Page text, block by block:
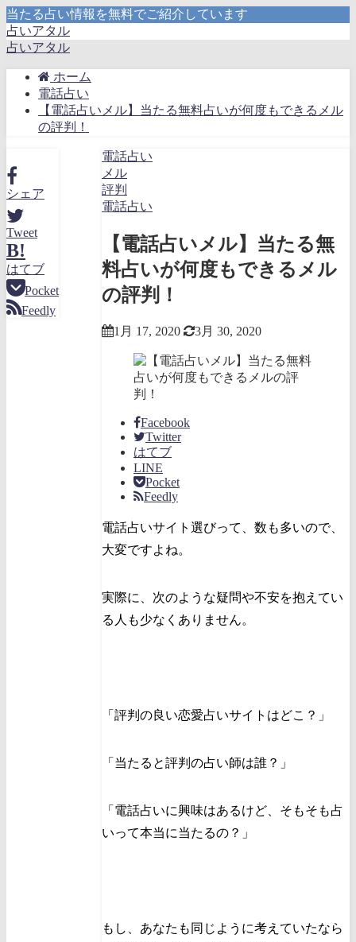
当たる占い情報を無料でご紹介しています
占いアタル
占いアタル
ホーム
電話占い
【電話占いメル】当たる無料占いが何度もできるメル
の評判！
シェア
Tweet
B!
はてブ
Pocket
Feedly
電話占い
メル
評判
電話占い
【電話占いメル】当たる無
料占いが何度もできるメル
の評判！
1月 17, 2020 3月 30, 2020
Facebook
Twitter
はてブ
LINE
Pocket
Feedly
電話占いサイト選びって、数も多いので、
大変ですよね。
実際に、次のような疑問や不安を抱えてい
る人も少なくありません。
「評判の良い恋愛占いサイトはどこ？」
「当たると評判の占い師は誰？」
「電話占いに興味はあるけど、そもそも占
いって本当に当たるの？」
もし、あなたも同じように考えていたなら